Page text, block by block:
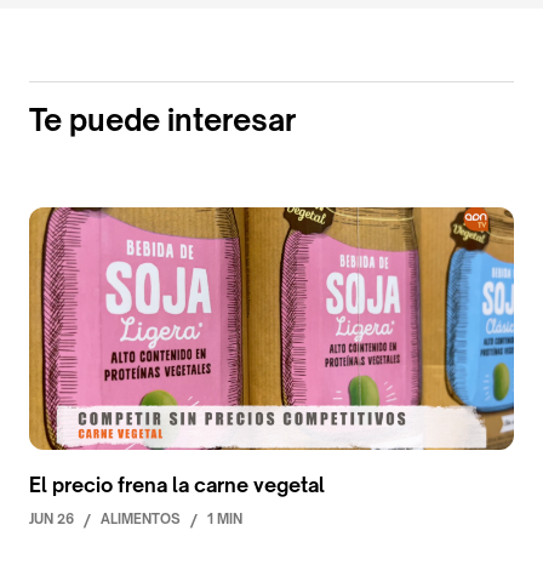
Te puede interesar
El precio frena la carne vegetal
JUN 26 / ALIMENTOS / 1 MIN